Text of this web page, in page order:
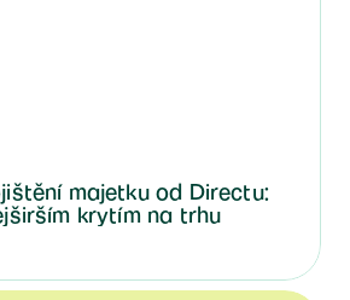
majetku od Directu:
krytím na trhu